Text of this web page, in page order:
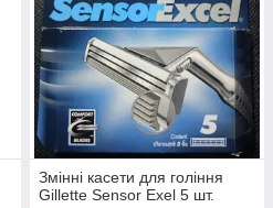
Змінні касети для гоління
Gillette Sensor Exel 5 шт.